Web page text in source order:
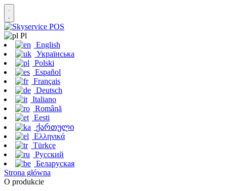
Pl
English
Українська
Polski
Español
Français
Deutsch
Italiano
Română
Eesti
ქართული
Ελληνικά
Türkçe
Русский
Беларуская
Strona główna
O produkcie